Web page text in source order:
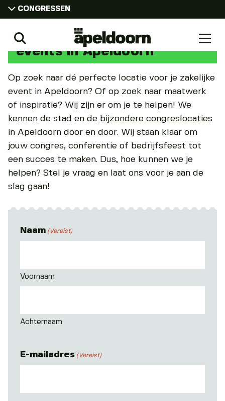
CONGRESSEN
CONGRESSEN
STUDEREN
WONEN
Congressen
Apeldoorn
Zoeken
Naar
Contact
Contact over zakelijke
events in Apeldoorn
Op zoek naar dé perfecte locatie voor je zakelijke
event in Apeldoorn? Of op zoek naar maatwerk
of inspiratie? Wij zijn er om je te helpen! We
kennen de stad en de bijzondere congreslocaties
in Apeldoorn door en door. Wij staan klaar om
jouw congres, conferentie of bedrijfsfeest tot
een succes te maken. Dus, hoe kunnen we je
helpen? Stel je vraag en laat ons voor je aan de
slag gaan!
Naam (Vereist)
Voornaam
Achternaam
E-mailadres (Vereist)